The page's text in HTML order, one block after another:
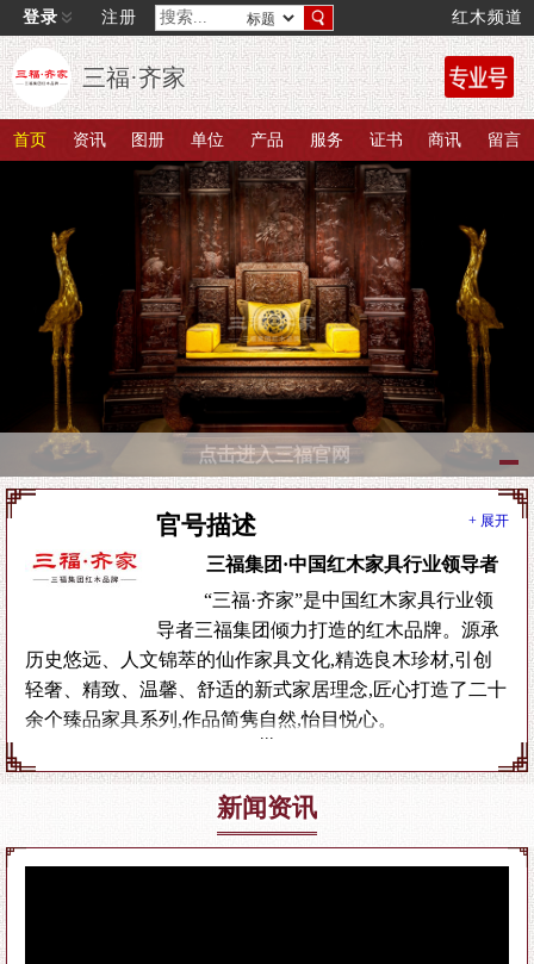
登录 注册 红木频道
三福·齐家
首页 资讯 图册 单位 产品 服务 证书 商讯 留言
点击进入三福官网
官号描述 + 展开
三福集团·中国红木家具行业领导者
“三福·齐家”是中国红木家具行业领
导者三福集团倾力打造的红木品牌。源承
历史悠远、人文锦萃的仙作家具文化,精选良木珍材,引创
轻奢、精致、温馨、舒适的新式家居理念,匠心打造了二十
余个臻品家具系列,作品简隽自然,怡目悦心。
家风,让爱与美好世代相传。三福·齐家作品深具“型美、材
珍、艺精、韵深”的艺术特点,用家具传递生活之美,诠
释：“家,才是人生杰作”。
新闻资讯